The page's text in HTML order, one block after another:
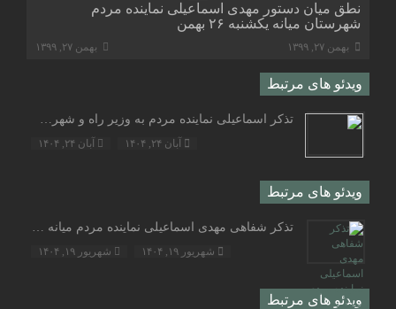
نطق میان دستور مهدی اسماعیلی نماینده مردم
شهرستان میانه یکشنبه ۲۶ بهمن
بهمن ۲۷, ۱۳۹۹ بهمن ۲۷, ۱۳۹۹
ویدئو های مرتبط
تذکر اسماعیلی نماینده مردم به وزیر راه و شهرسازی و همچنین شرکت های ایران خودرو و سایپا
آبان ۲۴, ۱۴۰۴ آبان ۲۴, ۱۴۰۴
ویدئو های مرتبط
تذکر شفاهی مهدی اسماعیلی نماینده مردم میانه و ترکمانچای به رئیس جمهور و وزیر راه
شهریور ۱۹, ۱۴۰۴ شهریور ۱۹, ۱۴۰۴
ویدئو های مرتبط